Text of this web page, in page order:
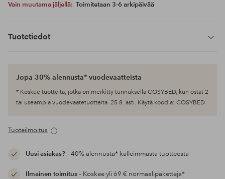
Vain muutama jäljellä: Toimitetaan 3-6 arkipäivää
Tuotetiedot
Jopa 30% alennusta* vuodevaatteista
* Koskee tuotteita, jotka on merkitty tunnuksella COSYBED, kun ostat 2
tai useampia vuodevaatetuotteita. 25.8. asti. Käytä koodia: COSYBED
Tuoteilmoitus
Uusi asiakas?– 40% alennusta* kalleimmasta tuotteesta
Ilmainen toimitus– Koskee yli 69 € normaalipaketteja*